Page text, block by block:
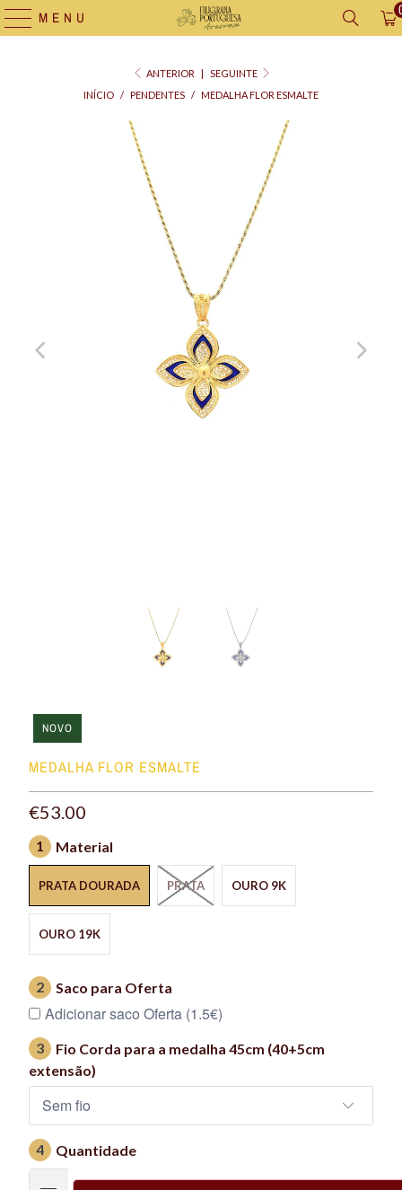
MENU
ANTERIOR |
SEGUINTE
INÍCIO / PENDENTES / MEDALHA FLOR ESMALTE
NOVO
MEDALHA FLOR ESMALTE
€53.00
1 Material
PRATA DOURADA PRATA OURO 9K
OURO 19K
2 Saco para Oferta
Adicionar saco Oferta (1.5€)
3
Fio Corda para a medalha 45cm (40+5cm
extensão)
4 Quantidade